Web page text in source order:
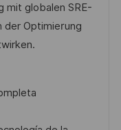
mit globalen SRE-
der Optimierung